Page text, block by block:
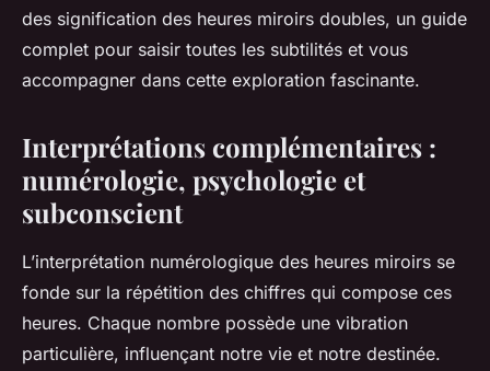
des signification des heures miroirs doubles, un guide
complet pour saisir toutes les subtilités et vous
accompagner dans cette exploration fascinante.
Interprétations complémentaires :
numérologie, psychologie et
subconscient
L’interprétation numérologique des heures miroirs se
fonde sur la répétition des chiffres qui compose ces
heures. Chaque nombre possède une vibration
particulière, influençant notre vie et notre destinée.